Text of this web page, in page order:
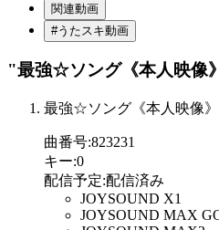
関連動画
#うたスキ動画
"最強☆ソング《本人映像
最強☆ソング《本人映像》
曲番号:823231
キー:0
配信予定:配信済み
JOYSOUND X1
JOYSOUND MAX